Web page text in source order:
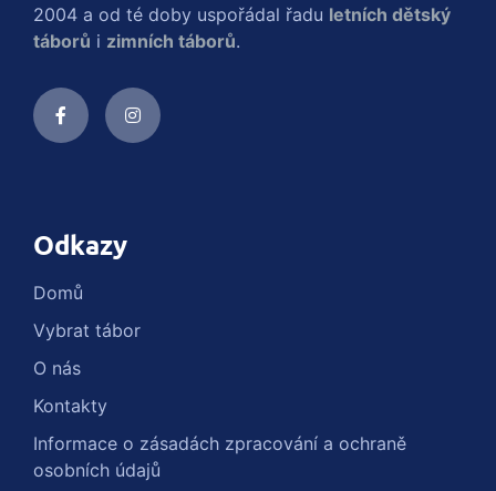
2004 a od té doby uspořádal řadu letních dětský
táborů i zimních táborů.
Odkazy
Domů
Vybrat tábor
O nás
Kontakty
Informace o zásadách zpracování a ochraně
osobních údajů